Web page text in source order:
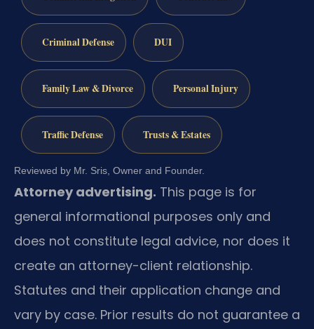
Criminal Defense DUI
Family Law & Divorce Personal Injury
Traffic Defense Trusts & Estates
Reviewed by Mr. Sris, Owner and Founder.
Attorney advertising. This page is for
general informational purposes only and
does not constitute legal advice, nor does it
create an attorney-client relationship.
Statutes and their application change and
vary by case. Prior results do not guarantee a